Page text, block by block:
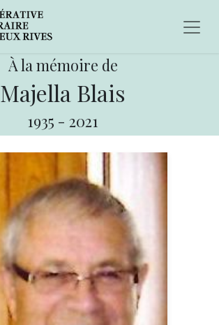
À la mémoire de
Majella Blais
1935 - 2021